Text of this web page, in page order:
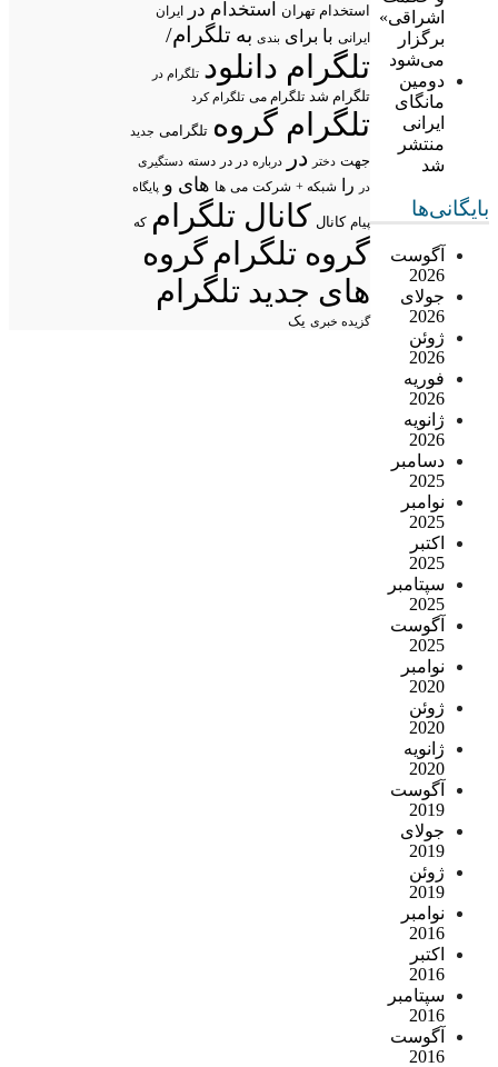
اشراقی»
برگزار
می‌شود
دومین
مانگای
ایرانی
منتشر
شد
بایگانی‌ها
آگوست
2026
جولای
2026
ژوئن
2026
فوریه
2026
ژانویه
2026
دسامبر
2025
نوامبر
2025
اکتبر
2025
سپتامبر
2025
آگوست
2025
نوامبر
2020
ژوئن
2020
ژانویه
2020
آگوست
2019
جولای
2019
ژوئن
2019
نوامبر
2016
اکتبر
2016
سپتامبر
2016
آگوست
2016
استخدام تهران استخدام در ایران
ایرانی با برای بندی به تلگرام/
تلگرام دانلود تلگرام در
تلگرام شد تلگرام می تلگرام کرد
تلگرام گروه تلگرامی جدید
جهت دختر در درباره در در دسته دستگیری
در
را شبکه + شرکت می ها های و پایگاه
پیام کانال کانال تلگرام که
گروه تلگرامگروه
های جدید تلگرام
گزیده خبری یک